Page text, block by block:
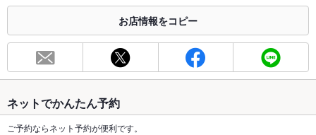
総席数 65席(ご宴会など承ります。ご予約はお早めに★)
最大宴会収
－
個室 なし ：個室はございませんが、お席をご考慮させて頂きます◎
お店情報をコピー
ネットでかんたん予約
ご予約ならネット予約が便利です。